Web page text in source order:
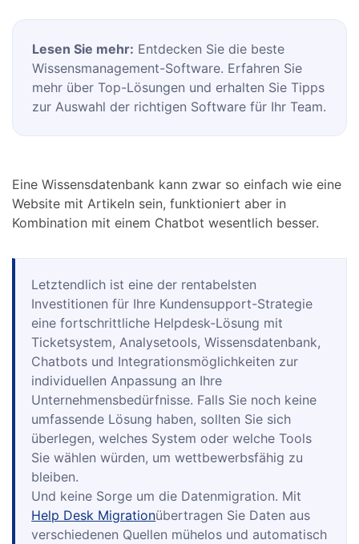
Lesen Sie mehr: Entdecken Sie die beste
Wissensmanagement-Software. Erfahren Sie
mehr über Top-Lösungen und erhalten Sie Tipps
zur Auswahl der richtigen Software für Ihr Team.
Eine Wissensdatenbank kann zwar so einfach wie eine
Website mit Artikeln sein, funktioniert aber in
Kombination mit einem Chatbot wesentlich besser.
Letztendlich ist eine der rentabelsten
Investitionen für Ihre Kundensupport-Strategie
eine fortschrittliche Helpdesk-Lösung mit
Ticketsystem, Analysetools, Wissensdatenbank,
Chatbots und Integrationsmöglichkeiten zur
individuellen Anpassung an Ihre
Unternehmensbedürfnisse. Falls Sie noch keine
umfassende Lösung haben, sollten Sie sich
überlegen, welches System oder welche Tools
Sie wählen würden, um wettbewerbsfähig zu
bleiben.
Und keine Sorge um die Datenmigration. Mit
Help Desk Migrationübertragen Sie Daten aus
verschiedenen Quellen mühelos und automatisch